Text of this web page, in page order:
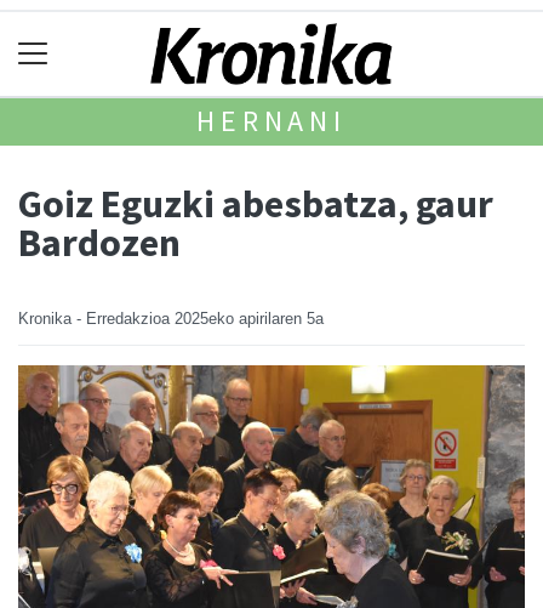
HERNANI
Goiz Eguzki abesbatza, gaur
Bardozen
Kronika - Erredakzioa 2025eko apirilaren 5a